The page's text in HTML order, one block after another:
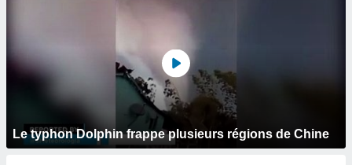
Le typhon Dolphin frappe plusieurs régions de Chine